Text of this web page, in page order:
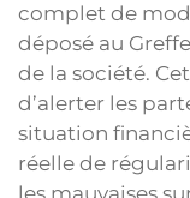
complet de
déposé au
de la société.
d’alerter les
situation
réelle de